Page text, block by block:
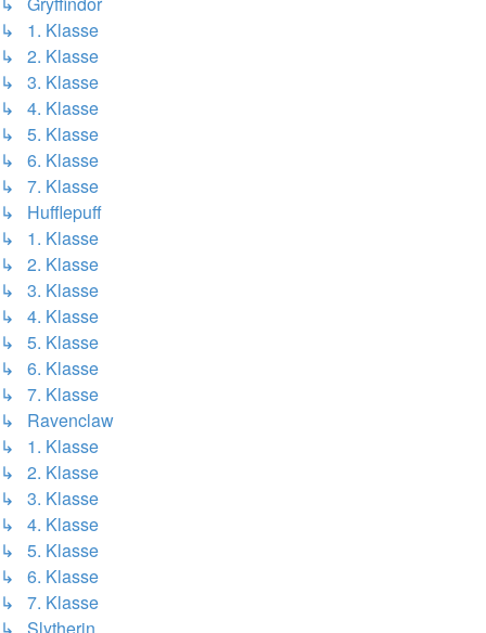
↳ 1. Klasse
↳ 2. Klasse
↳ 3. Klasse
↳ 4. Klasse
↳ 5. Klasse
↳ 6. Klasse
↳ 7. Klasse
↳ Hufflepuff
↳ 1. Klasse
↳ 2. Klasse
↳ 3. Klasse
↳ 4. Klasse
↳ 5. Klasse
↳ 6. Klasse
↳ 7. Klasse
↳ Ravenclaw
↳ 1. Klasse
↳ 2. Klasse
↳ 3. Klasse
↳ 4. Klasse
↳ 5. Klasse
↳ 6. Klasse
↳ 7. Klasse